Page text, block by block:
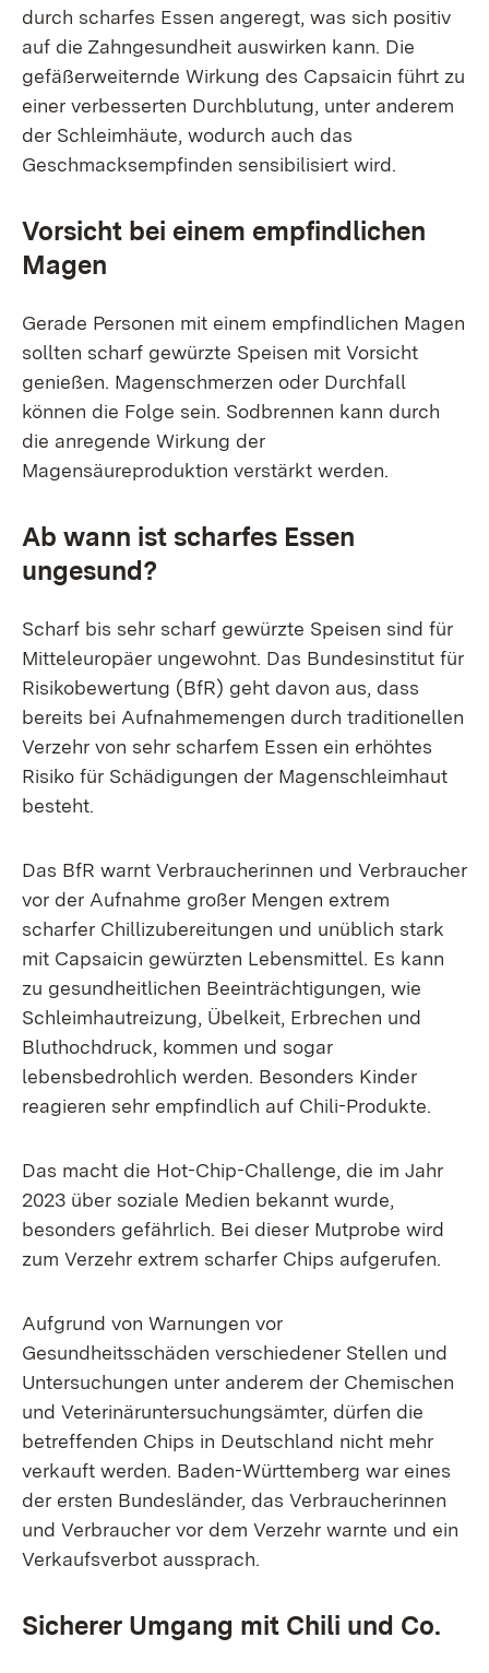
durch scharfes Essen angeregt, was sich positiv
auf die Zahngesundheit auswirken kann. Die
gefäßerweiternde Wirkung des Capsaicin führt zu
einer verbesserten Durchblutung, unter anderem
der Schleimhäute, wodurch auch das
Geschmacksempfinden sensibilisiert wird.
Vorsicht bei einem empfindlichen
Magen
Gerade Personen mit einem empfindlichen Magen
sollten scharf gewürzte Speisen mit Vorsicht
genießen. Magenschmerzen oder Durchfall
können die Folge sein. Sodbrennen kann durch
die anregende Wirkung der
Magensäureproduktion verstärkt werden.
Ab wann ist scharfes Essen
ungesund?
Scharf bis sehr scharf gewürzte Speisen sind für
Mitteleuropäer ungewohnt. Das Bundesinstitut für
Risikobewertung (BfR) geht davon aus, dass
bereits bei Aufnahmemengen durch traditionellen
Verzehr von sehr scharfem Essen ein erhöhtes
Risiko für Schädigungen der Magenschleimhaut
besteht.
Das BfR warnt Verbraucherinnen und Verbraucher
vor der Aufnahme großer Mengen extrem
scharfer Chillizubereitungen und unüblich stark
mit Capsaicin gewürzten Lebensmittel. Es kann
zu gesundheitlichen Beeinträchtigungen, wie
Schleimhautreizung, Übelkeit, Erbrechen und
Bluthochdruck, kommen und sogar
lebensbedrohlich werden. Besonders Kinder
reagieren sehr empfindlich auf Chili-Produkte.
Das macht die Hot-Chip-Challenge, die im Jahr
2023 über soziale Medien bekannt wurde,
besonders gefährlich. Bei dieser Mutprobe wird
zum Verzehr extrem scharfer Chips aufgerufen.
Aufgrund von Warnungen vor
Gesundheitsschäden verschiedener Stellen und
Untersuchungen unter anderem der Chemischen
und Veterinäruntersuchungsämter, dürfen die
betreffenden Chips in Deutschland nicht mehr
verkauft werden. Baden-Württemberg war eines
der ersten Bundesländer, das Verbraucherinnen
und Verbraucher vor dem Verzehr warnte und ein
Verkaufsverbot aussprach.
Sicherer Umgang mit Chili und Co.